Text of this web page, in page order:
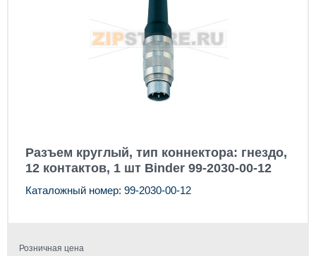
Разъем круглый, тип коннектора: гнездо,
12 контактов, 1 шт Binder 99-2030-00-12
Каталожный номер: 99-2030-00-12
Розничная цена